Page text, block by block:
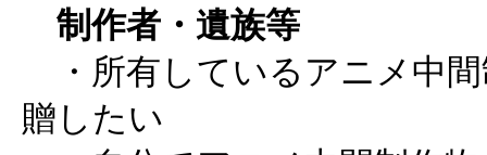
制作者・遺族等
・所有しているアニメ中
贈したい